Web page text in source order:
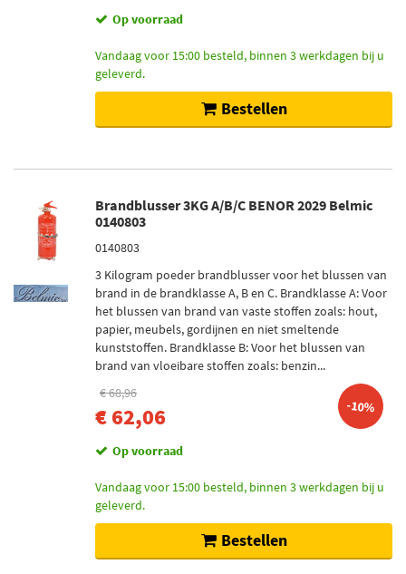
Op voorraad
Vandaag voor 15:00 besteld, binnen 3 werkdagen bij u
geleverd.
Bestellen
Brandblusser 3KG A/B/C BENOR 2029 Belmic
0140803
0140803
3 Kilogram poeder brandblusser voor het blussen van
brand in de brandklasse A, B en C. Brandklasse A: Voor
het blussen van brand van vaste stoffen zoals: hout,
papier, meubels, gordijnen en niet smeltende
kunststoffen. Brandklasse B: Voor het blussen van
brand van vloeibare stoffen zoals: benzin...
€ 68,96
€ 62,06 -10%
Op voorraad
Vandaag voor 15:00 besteld, binnen 3 werkdagen bij u
geleverd.
Bestellen